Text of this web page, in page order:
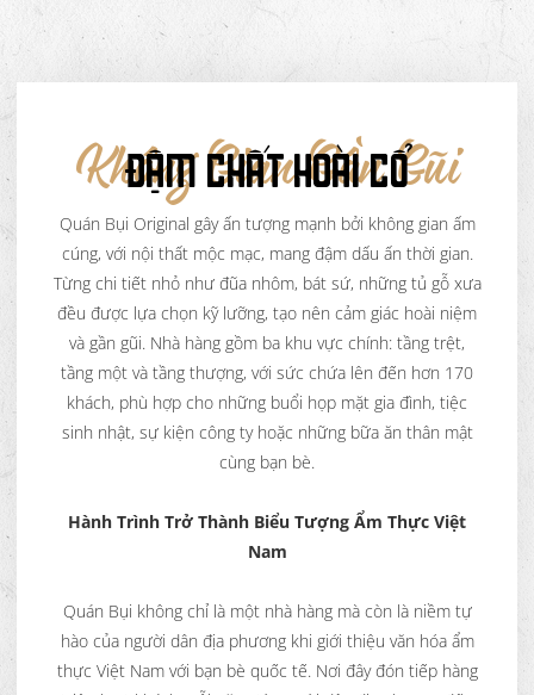
Không Gian Gần Gũi
ĐẬM CHẤT HOÀI CỔ
Quán Bụi Original gây ấn tượng mạnh bởi không gian ấm
cúng, với nội thất mộc mạc, mang đậm dấu ấn thời gian.
Từng chi tiết nhỏ như đũa nhôm, bát sứ, những tủ gỗ xưa
đều được lựa chọn kỹ lưỡng, tạo nên cảm giác hoài niệm
và gần gũi. Nhà hàng gồm ba khu vực chính: tầng trệt,
tầng một và tầng thượng, với sức chứa lên đến hơn 170
khách, phù hợp cho những buổi họp mặt gia đình, tiệc
sinh nhật, sự kiện công ty hoặc những bữa ăn thân mật
cùng bạn bè.
Hành Trình Trở Thành Biểu Tượng Ẩm Thực Việt
Nam
Quán Bụi không chỉ là một nhà hàng mà còn là niềm tự
hào của người dân địa phương khi giới thiệu văn hóa ẩm
thực Việt Nam với bạn bè quốc tế. Nơi đây đón tiếp hàng